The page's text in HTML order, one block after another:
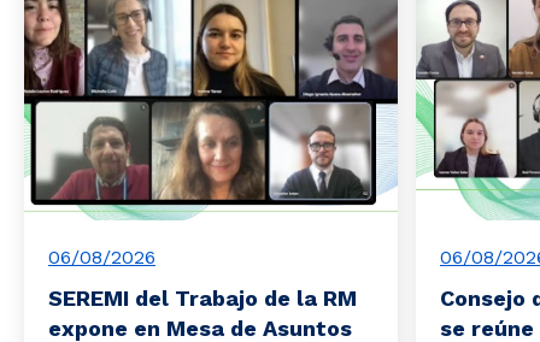
06/08/2026
SEREMI del Trabajo de la RM
expone en Mesa de Asuntos
06/08/
Consejo
se reúne